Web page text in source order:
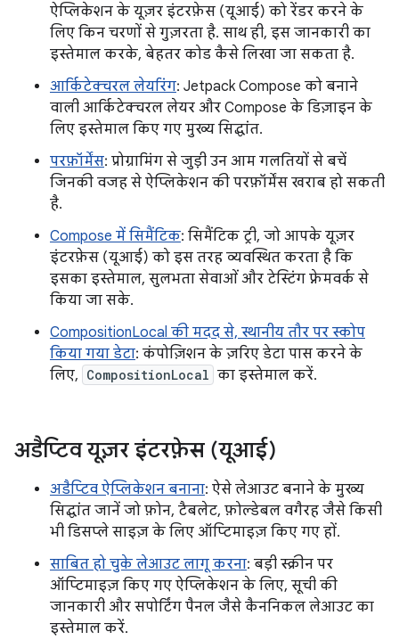
ऐप्लिकेशन के यूज़र इंटरफ़ेस (यूआई) को रेंडर करने के
लिए किन चरणों से गुज़रता है. साथ ही, इस जानकारी का
इस्तेमाल करके, बेहतर कोड कैसे लिखा जा सकता है.
आर्किटेक्चरल लेयरिंग: Jetpack Compose को बनाने
वाली आर्किटेक्चरल लेयर और Compose के डिज़ाइन के
लिए इस्तेमाल किए गए मुख्य सिद्धांत.
परफ़ॉर्मेंस: प्रोग्रामिंग से जुड़ी उन आम गलतियों से बचें
जिनकी वजह से ऐप्लिकेशन की परफ़ॉर्मेंस खराब हो सकती
है.
Compose में सिमैंटिक: सिमैंटिक ट्री, जो आपके यूज़र
इंटरफ़ेस (यूआई) को इस तरह व्यवस्थित करता है कि
इसका इस्तेमाल, सुलभता सेवाओं और टेस्टिंग फ़्रेमवर्क से
किया जा सके.
CompositionLocal की मदद से, स्थानीय तौर पर स्कोप
किया गया डेटा: कंपोज़िशन के ज़रिए डेटा पास करने के
लिए, CompositionLocal का इस्तेमाल करें.
अडैप्टिव यूज़र इंटरफ़ेस (यूआई)
अडैप्टिव ऐप्लिकेशन बनाना: ऐसे लेआउट बनाने के मुख्य
सिद्धांत जानें जो फ़ोन, टैबलेट, फ़ोल्डेबल वगैरह जैसे किसी
भी डिसप्ले साइज़ के लिए ऑप्टिमाइज़ किए गए हों.
साबित हो चुके लेआउट लागू करना: बड़ी स्क्रीन पर
ऑप्टिमाइज़ किए गए ऐप्लिकेशन के लिए, सूची की
जानकारी और सपोर्टिंग पैनल जैसे कैननिकल लेआउट का
इस्तेमाल करें.